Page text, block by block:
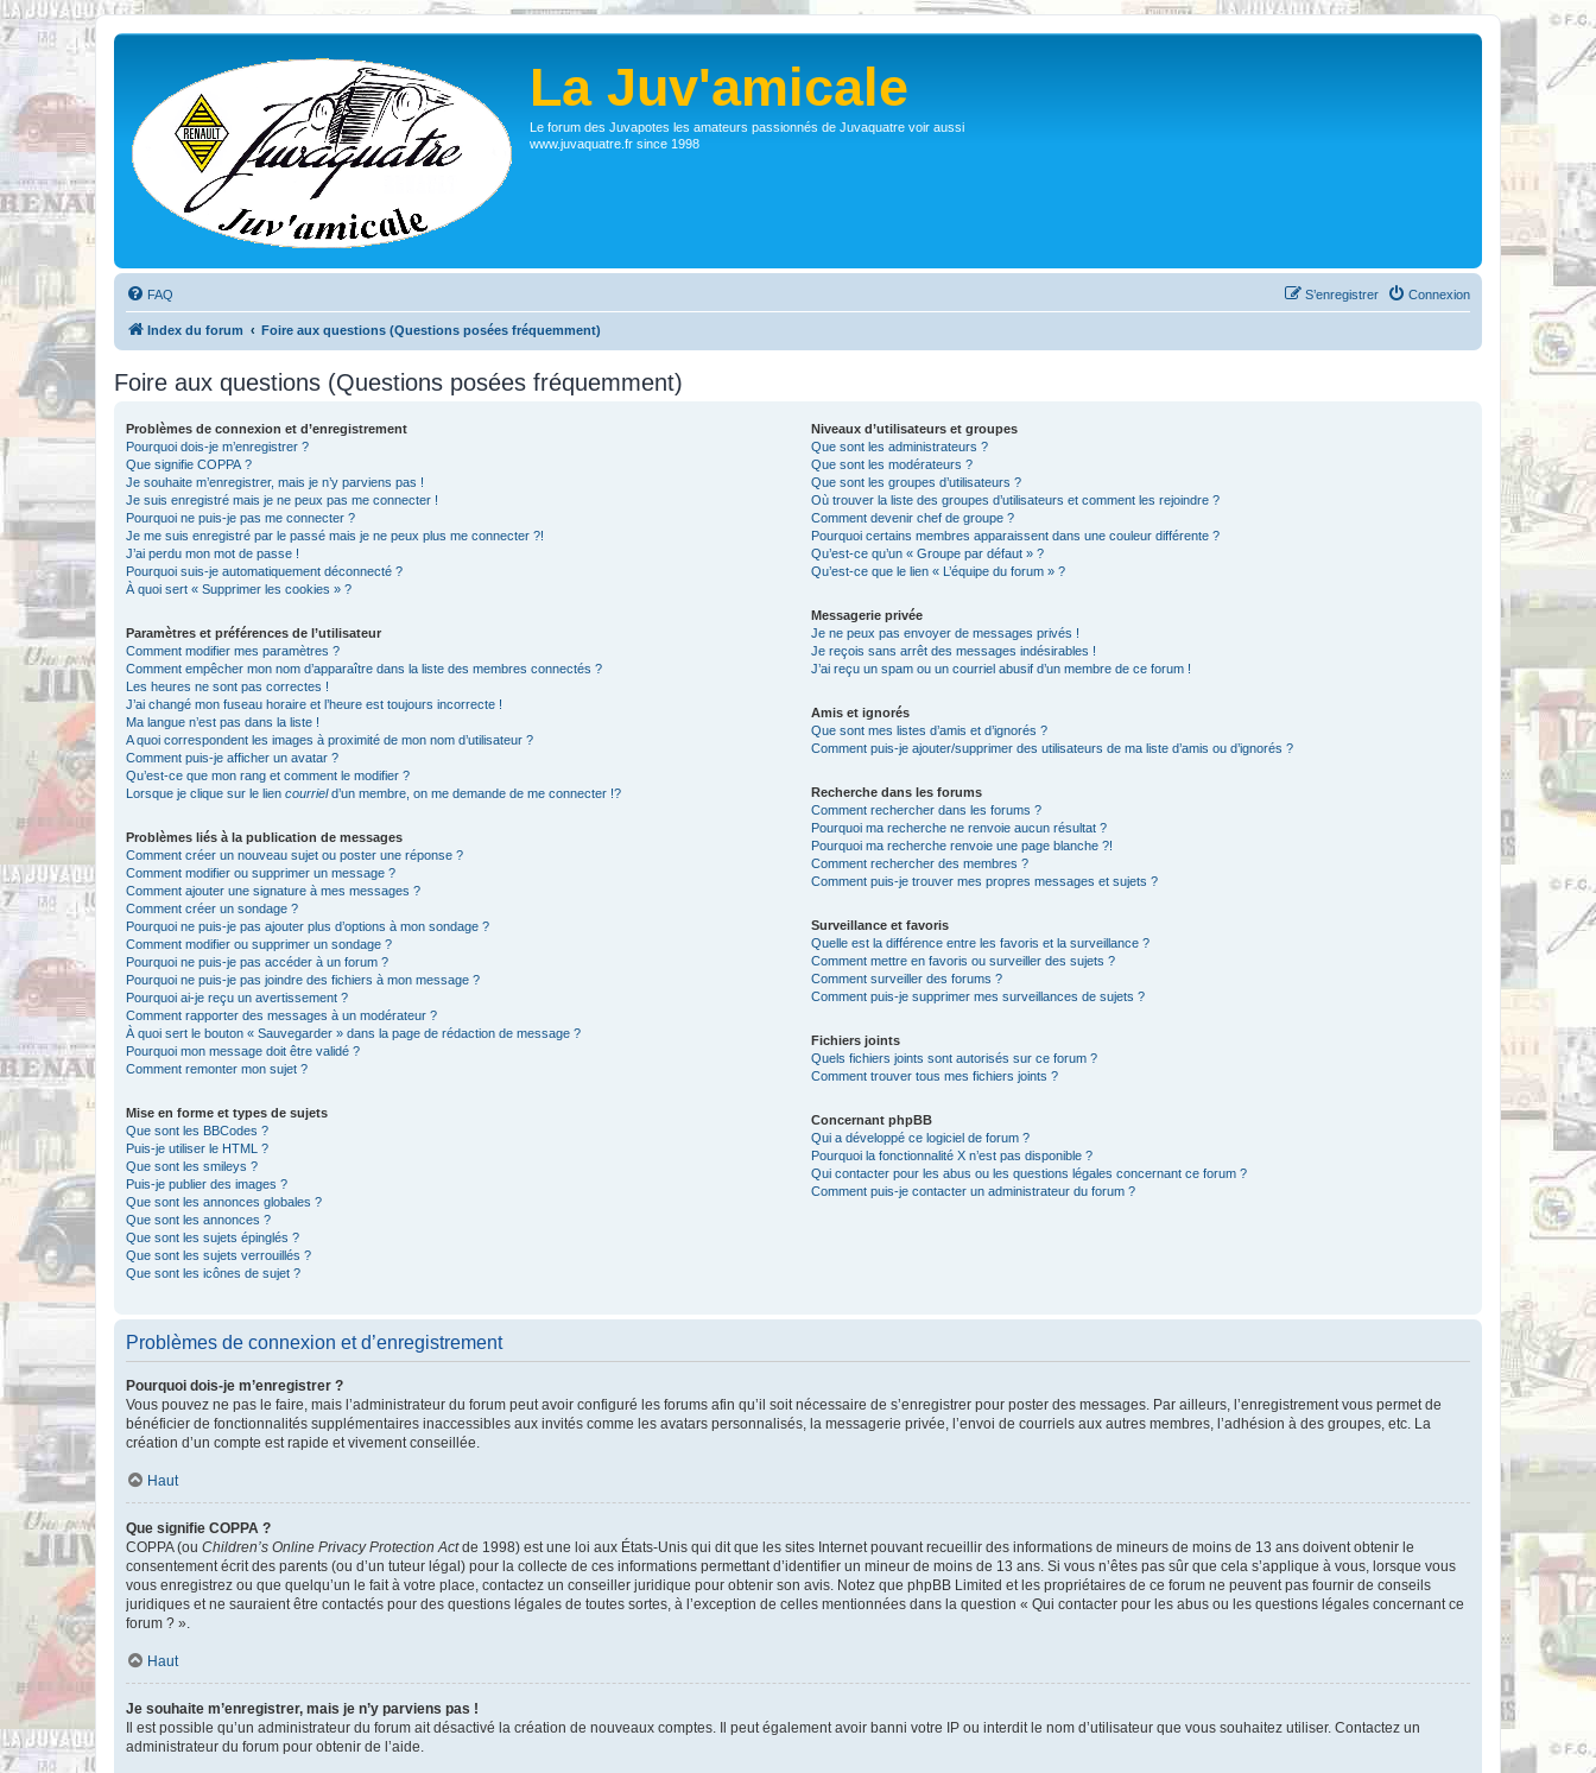
La Juv'amicale
Le forum des Juvapotes les amateurs passionnés de Juvaquatre voir aussi
www.juvaquatre.fr since 1998
FAQ Connexion
S’enregistrer
Index du forum Foire aux questions (Questions posées fréquemment)
Foire aux questions (Questions posées fréquemment)
Problèmes de connexion et d’enregistrement
Pourquoi dois-je m’enregistrer ?
Que signifie COPPA ?
Je souhaite m’enregistrer, mais je n’y parviens pas !
Je suis enregistré mais je ne peux pas me connecter !
Pourquoi ne puis-je pas me connecter ?
Je me suis enregistré par le passé mais je ne peux plus me connecter ?!
J’ai perdu mon mot de passe !
Pourquoi suis-je automatiquement déconnecté ?
À quoi sert « Supprimer les cookies » ?
Paramètres et préférences de l’utilisateur
Comment modifier mes paramètres ?
Comment empêcher mon nom d’apparaître dans la liste des membres connectés ?
Les heures ne sont pas correctes !
J’ai changé mon fuseau horaire et l’heure est toujours incorrecte !
Ma langue n’est pas dans la liste !
A quoi correspondent les images à proximité de mon nom d’utilisateur ?
Comment puis-je afficher un avatar ?
Qu’est-ce que mon rang et comment le modifier ?
Lorsque je clique sur le lien courrield’un membre, on me demande de me connecter !?
Problèmes liés à la publication de messages
Comment créer un nouveau sujet ou poster une réponse ?
Comment modifier ou supprimer un message ?
Comment ajouter une signature à mes messages ?
Comment créer un sondage ?
Pourquoi ne puis-je pas ajouter plus d’options à mon sondage ?
Comment modifier ou supprimer un sondage ?
Pourquoi ne puis-je pas accéder à un forum ?
Pourquoi ne puis-je pas joindre des fichiers à mon message ?
Pourquoi ai-je reçu un avertissement ?
Comment rapporter des messages à un modérateur ?
À quoi sert le bouton « Sauvegarder » dans la page de rédaction de message ?
Pourquoi mon message doit être validé ?
Comment remonter mon sujet ?
Mise en forme et types de sujets
Que sont les BBCodes ?
Puis-je utiliser le HTML ?
Que sont les smileys ?
Puis-je publier des images ?
Que sont les annonces globales ?
Que sont les annonces ?
Que sont les sujets épinglés ?
Que sont les sujets verrouillés ?
Que sont les icônes de sujet ?
Niveaux d’utilisateurs et groupes
Que sont les administrateurs ?
Que sont les modérateurs ?
Que sont les groupes d’utilisateurs ?
Où trouver la liste des groupes d’utilisateurs et comment les rejoindre ?
Comment devenir chef de groupe ?
Pourquoi certains membres apparaissent dans une couleur différente ?
Qu’est-ce qu’un « Groupe par défaut » ?
Qu’est-ce que le lien « L’équipe du forum » ?
Messagerie privée
Je ne peux pas envoyer de messages privés !
Je reçois sans arrêt des messages indésirables !
J’ai reçu un spam ou un courriel abusif d’un membre de ce forum !
Amis et ignorés
Que sont mes listes d’amis et d’ignorés ?
Comment puis-je ajouter/supprimer des utilisateurs de ma liste d’amis ou d’ignorés ?
Recherche dans les forums
Comment rechercher dans les forums ?
Pourquoi ma recherche ne renvoie aucun résultat ?
Pourquoi ma recherche renvoie une page blanche ?!
Comment rechercher des membres ?
Comment puis-je trouver mes propres messages et sujets ?
Surveillance et favoris
Quelle est la différence entre les favoris et la surveillance ?
Comment mettre en favoris ou surveiller des sujets ?
Comment surveiller des forums ?
Comment puis-je supprimer mes surveillances de sujets ?
Fichiers joints
Quels fichiers joints sont autorisés sur ce forum ?
Comment trouver tous mes fichiers joints ?
Concernant phpBB
Qui a développé ce logiciel de forum ?
Pourquoi la fonctionnalité X n’est pas disponible ?
Qui contacter pour les abus ou les questions légales concernant ce forum ?
Comment puis-je contacter un administrateur du forum ?
Problèmes de connexion et d’enregistrement
Pourquoi dois-je m’enregistrer ?
Vous pouvez ne pas le faire, mais l’administrateur du forum peut avoir configuré les forums afin qu’il soit nécessaire de s’enregistrer pour poster des messages. Par ailleurs, l’enregistrement vous permet de
bénéficier de fonctionnalités supplémentaires inaccessibles aux invités comme les avatars personnalisés, la messagerie privée, l’envoi de courriels aux autres membres, l’adhésion à des groupes, etc. La
création d’un compte est rapide et vivement conseillée.
Haut
Que signifie COPPA ?
COPPA (ou Children’s Online Privacy Protection Actde 1998) est une loi aux États-Unis qui dit que les sites Internet pouvant recueillir des informations de mineurs de moins de 13 ans doivent obtenir le
consentement écrit des parents (ou d’un tuteur légal) pour la collecte de ces informations permettant d’identifier un mineur de moins de 13 ans. Si vous n’êtes pas sûr que cela s’applique à vous, lorsque vous
vous enregistrez ou que quelqu’un le fait à votre place, contactez un conseiller juridique pour obtenir son avis. Notez que phpBB Limited et les propriétaires de ce forum ne peuvent pas fournir de conseils
juridiques et ne sauraient être contactés pour des questions légales de toutes sortes, à l’exception de celles mentionnées dans la question « Qui contacter pour les abus ou les questions légales concernant ce
forum ? ».
Haut
Je souhaite m’enregistrer, mais je n’y parviens pas !
Il est possible qu’un administrateur du forum ait désactivé la création de nouveaux comptes. Il peut également avoir banni votre IP ou interdit le nom d’utilisateur que vous souhaitez utiliser. Contactez un
administrateur du forum pour obtenir de l’aide.